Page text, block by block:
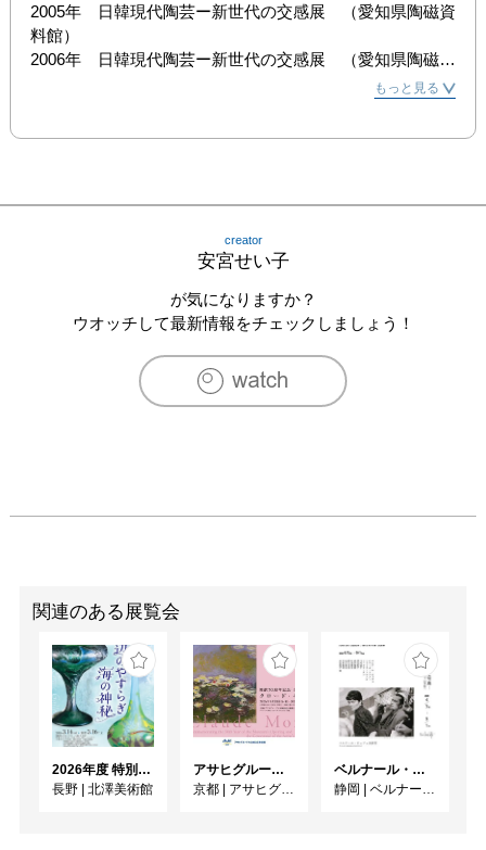
2005年　日韓現代陶芸ー新世代の交感展　（愛知県陶磁資
料館）
2006年　日韓現代陶芸ー新世代の交感展　（愛知県陶磁資
阜）
2009年　第１６回テーブルウェア大賞～優しい食空間コン
もっと見る
creator
安宮せい子
が気になりますか？
ウオッチして最新情報をチェックしましょう！
関連のある展覧会
2026年度 特別展「ガレとドーム、アール･ヌーヴォーのガラス 水辺のやすらぎ、海の神秘」
長野 | 北澤美術館
アサヒグループ大山崎山荘美術館 開館30周年記念展「没後100年 クロード・モネ」
京都 | アサヒグループ大山崎山荘美術館
ベルナール・ビュフェと写真 ーカメラがとらえたビュフェとその時代、そして21 世紀へ
静岡 | ベルナール・ビュフェ美術館